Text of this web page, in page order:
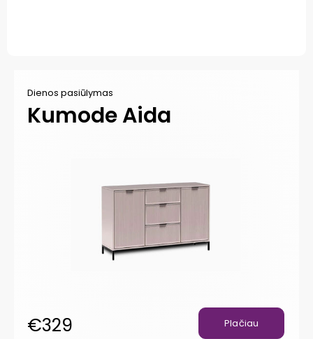
Dienos pasiūlymas
Kumode Aida
€329 Plačiau